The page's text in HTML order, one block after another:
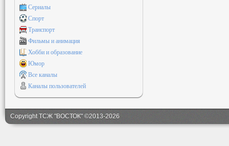
Сериалы
Спорт
Транспорт
Фильмы и анимация
Хобби и образование
Юмор
Все каналы
Каналы пользователей
Copyright ТСЖ "ВОСТОК" ©2013-2026